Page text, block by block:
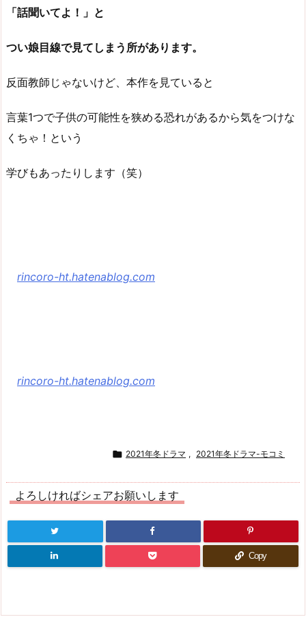
「話聞いてよ！」と
つい娘目線で見てしまう所があります。
反面教師じゃないけど、本作を見ていると
言葉1つで子供の可能性を狭める恐れがあるから気をつけな
くちゃ！という
学びもあったりします（笑）
rincoro-ht.hatenablog.com
rincoro-ht.hatenablog.com
 2021年冬ドラマ , 2021年冬ドラマ-モコミ
よろしければシェアお願いします
Copy